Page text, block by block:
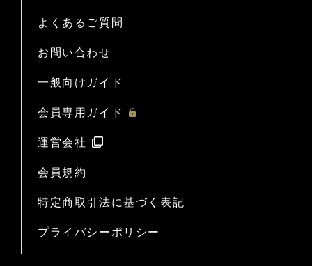
よくあるご質問
お問い合わせ
一般向けガイド
会員専用ガイド
運営会社
会員規約
特定商取引法に基づく表記
プライバシーポリシー